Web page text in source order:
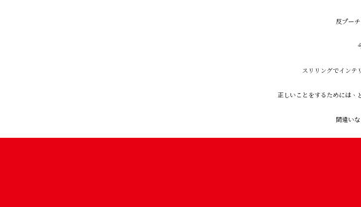
反プー
スリリングでインテ
正しいことをするためには、
間違い